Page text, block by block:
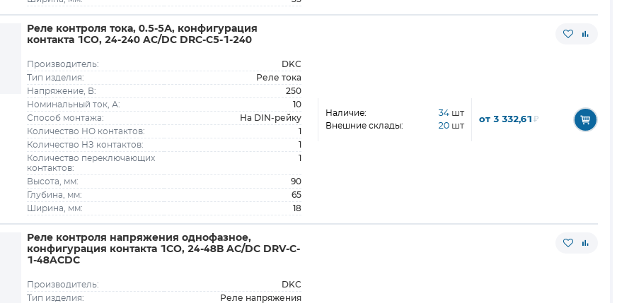
Реле контроля тока, 0.5-5А, конфигурация
контакта 1CO, 24-240 AC/DC DRC-C5-1-240
Производитель: DKC
Тип изделия: Реле тока
Напряжение, В: 250
Номинальный ток, А: 10
Способ монтажа: На DIN-рейку
Количество НО контактов: 1
Количество НЗ контактов: 1
Количество переключающих
контактов:
1
Высота, мм: 90
Глубина, мм: 65
Ширина, мм: 18
Наличие: 34 шт
Внешние склады: 20 шт
от 3 332,61 ₽
Реле контроля напряжения однофазное,
конфигурация контакта 1CO, 24-48В AC/DC DRV-C-
1-48ACDC
Производитель: DKC
Тип изделия: Реле напряжения